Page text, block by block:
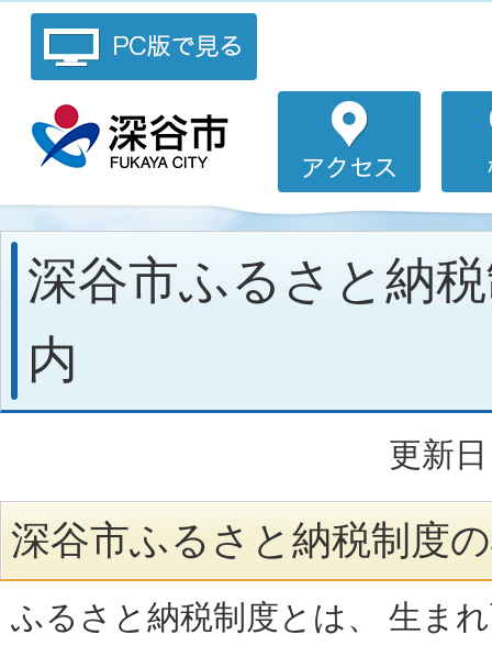
深谷市ふるさと納
内
更新
深谷市ふるさと納税制度
ふるさと納税制度とは、 生ま